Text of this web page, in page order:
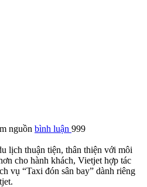
nguồn bình luận 999
lịch thuận tiện, thân thiện với môi
cho hành khách, Vietjet hợp tác
vụ “Taxi đón sân bay” dành riêng